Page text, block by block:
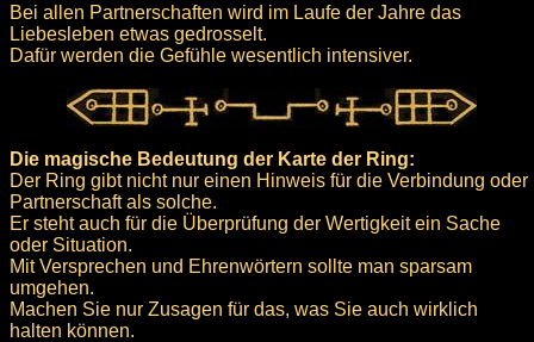
Bei allen Partnerschaften wird im Laufe der Jahre das
Liebesleben etwas gedrosselt.
Dafür werden die Gefühle wesentlich intensiver.
Die magische Bedeutung der Karte der Ring:
Der Ring gibt nicht nur einen Hinweis für die Verbindung oder
Partnerschaft als solche.
Er steht auch für die Überprüfung der Wertigkeit ein Sache
oder Situation.
Mit Versprechen und Ehrenwörtern sollte man sparsam
umgehen.
Machen Sie nur Zusagen für das, was Sie auch wirklich
halten können.